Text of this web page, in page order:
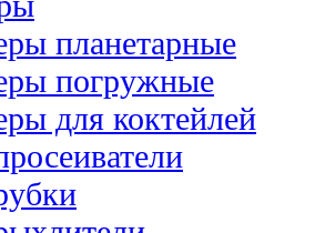
планетарные
погружные
для коктейлей